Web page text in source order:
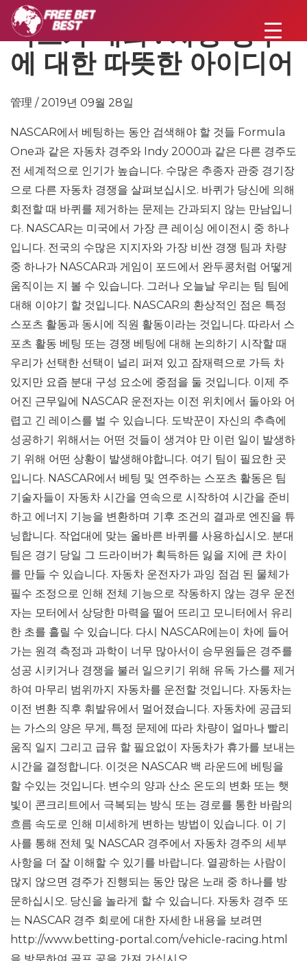
나스카 대회 : 차량 경주
에 대한 따뜻한 아이디어
管理 / 2019년 09월 28일
NASCAR에서 베팅하는 동안 검색해야 할 것들 Formula
One과 같은 자동차 경주와 Indy 2000과 같은 다른 경주도
전 세계적으로 인기가 높습니다. 수많은 추종자 관중 경기장
으로 다른 자동차 경쟁을 살펴보십시오. 바퀴가 당신에 의해
회전할 때 바퀴를 제거하는 문제는 간과되지 않는 만남입니
다. NASCAR는 미국에서 가장 큰 레이싱 에이전시 중 하나
입니다. 전국의 수많은 지지자와 가장 비싼 경쟁 팀과 차량
중 하나가 NASCAR과 게임이 포드에서 완두콩처럼 어떻게
움직이는 지 볼 수 있습니다. 그러나 오늘날 우리는 팀 팀에
대해 이야기 할 것입니다. NASCAR의 환상적인 점은 특정
스포츠 활동과 동시에 직원 활동이라는 것입니다. 따라서 스
포츠 활동 베팅 또는 경쟁 베팅에 대해 논의하기 시작할 때
우리가 선택한 선택이 널리 퍼져 있고 잠재력으로 가득 차
있지만 요즘 분대 구성 요소에 중점을 둘 것입니다. 이제 주
어진 근무일에 NASCAR 운전자는 이전 위치에서 돌아와 어
렵고 긴 레이스를 벌 수 있습니다. 도박꾼이 자신의 추측에
성공하기 위해서는 어떤 것들이 생겨야 만 이런 일이 발생하
기 위해 어떤 상황이 발생해야합니다. 여기 팀이 필요한 곳
입니다. NASCAR에서 베팅 및 연주하는 스포츠 활동은 팀
기술자들이 자동차 시간을 연속으로 시작하여 시간을 준비
하고 에너지 기능을 변환하며 기후 조건의 결과로 엔진을 튜
닝합니다. 작업대에 맞는 올바른 바퀴를 사용하십시오. 분대
팀은 경기 당일 그 드라이버가 획득하든 잃을 지에 큰 차이
를 만들 수 있습니다. 자동차 운전자가 과잉 점검 된 물체가
필수 조정으로 인해 전체 기능으로 작동하지 않는 경우 운전
자는 모터에서 상당한 마력을 떨어 뜨리고 모니터에서 유리
한 초를 흘릴 수 있습니다. 다시 NASCAR에는이 차에 들어
가는 원격 측정과 과학이 너무 많아서이 승무원들은 경주를
성공 시키거나 경쟁을 불러 일으키기 위해 유독 가스를 제거
하여 마무리 범위까지 자동차를 운전할 것입니다. 자동차는
이전 변환 직후 휘발유에서 멀어졌습니다. 자동차에 공급되
는 가스의 양은 무게, 특정 문제에 따라 차량이 얼마나 빨리
움직 일지 그리고 급유 할 필요없이 자동차가 휴가를 보내는
시간을 결정합니다. 이것은 NASCAR 백 라운드에 베팅을
할 수있는 것입니다. 변수의 양과 산소 온도의 변화 또는 햇
빛이 콘크리트에서 극복되는 방식 또는 경로를 통한 바람의
흐름 속도로 인해 미세하게 변하는 방법이 있습니다. 이 기
사를 통해 전체 및 NASCAR 경주에서 자동차 경주의 세부
사항을 더 잘 이해할 수 있기를 바랍니다. 열광하는 사람이
많지 않으면 경주가 진행되는 동안 많은 노래 중 하나를 방
문하십시오. 당신을 놀라게 할 수 있습니다. 자동차 경주 또
는 NASCAR 경주 회로에 대한 자세한 내용을 보려면
http://www.betting-portal.com/vehicle-racing.html